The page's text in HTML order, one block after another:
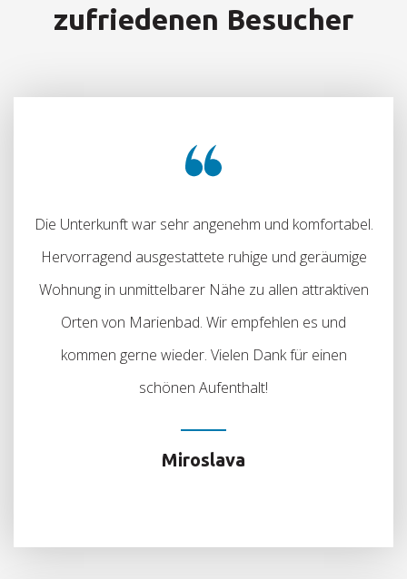
zufriedenen Besucher
Die Unterkunft war sehr angenehm und komfortabel.
Hervorragend ausgestattete ruhige und geräumige
Wohnung in unmittelbarer Nähe zu allen attraktiven
Orten von Marienbad. Wir empfehlen es und
kommen gerne wieder. Vielen Dank für einen
schönen Aufenthalt!
Miroslava